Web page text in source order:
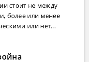
стоит не между
более или менее
или нет...